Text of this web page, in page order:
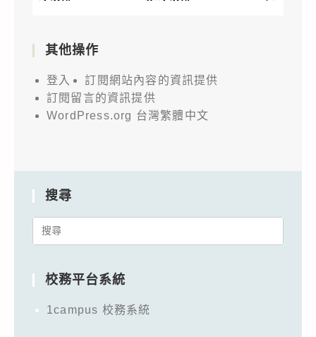
其他操作
登入
訂閱網站內容的資訊提供
訂閱留言的資訊提供
WordPress.org 台灣繁體中文
搜尋
Search
校務平台系統
1campus 校務系統